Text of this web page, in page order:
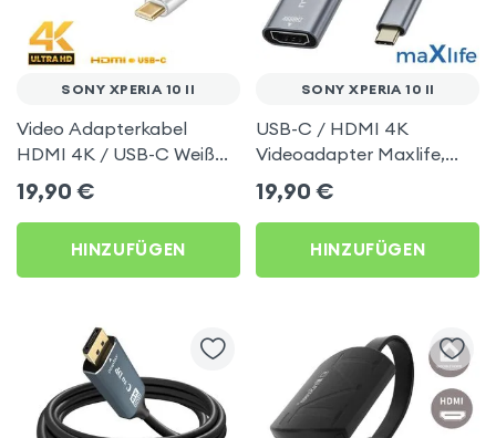
SONY XPERIA 10 II
Video Adapterkabel
HDMI 4K / USB-C Weiß
für Sony Xperia 10 II
19,90 €
HINZUFÜGEN
SONY XPERIA 10 II
USB-C / HDMI 4K
Videoadapter Maxlife,
Grau für Sony Xperia 10 II
19,90 €
HINZUFÜGEN